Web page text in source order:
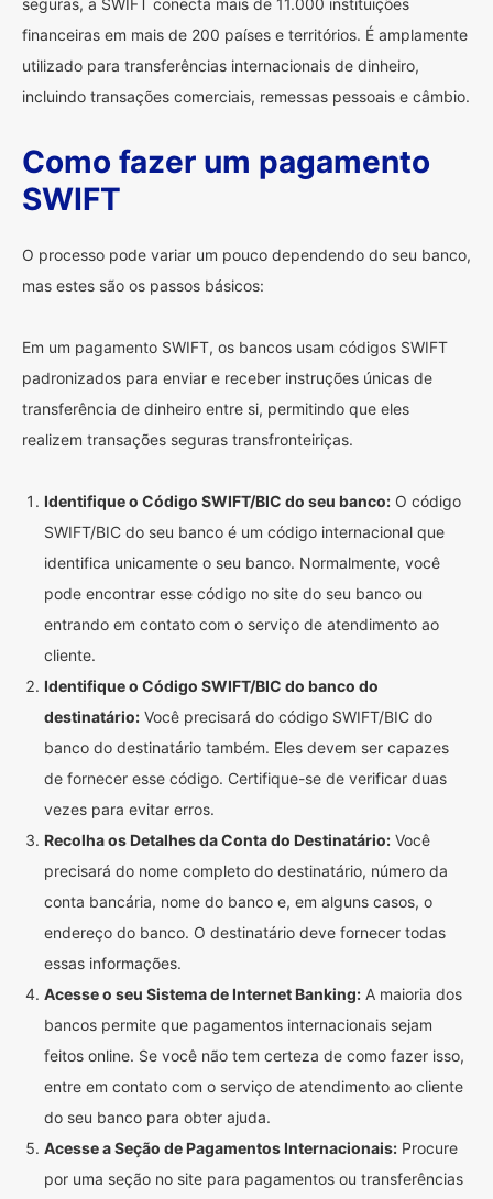
seguras, a SWIFT conecta mais de 11.000 instituições
financeiras em mais de 200 países e territórios. É amplamente
utilizado para transferências internacionais de dinheiro,
incluindo transações comerciais, remessas pessoais e câmbio.
Como fazer um pagamento
SWIFT
O processo pode variar um pouco dependendo do seu banco,
mas estes são os passos básicos:
Em um pagamento SWIFT, os bancos usam códigos SWIFT
padronizados para enviar e receber instruções únicas de
transferência de dinheiro entre si, permitindo que eles
realizem transações seguras transfronteiriças.
Identifique o Código SWIFT/BIC do seu banco: O código
SWIFT/BIC do seu banco é um código internacional que
identifica unicamente o seu banco. Normalmente, você
pode encontrar esse código no site do seu banco ou
entrando em contato com o serviço de atendimento ao
cliente.
Identifique o Código SWIFT/BIC do banco do
destinatário: Você precisará do código SWIFT/BIC do
banco do destinatário também. Eles devem ser capazes
de fornecer esse código. Certifique-se de verificar duas
vezes para evitar erros.
Recolha os Detalhes da Conta do Destinatário: Você
precisará do nome completo do destinatário, número da
conta bancária, nome do banco e, em alguns casos, o
endereço do banco. O destinatário deve fornecer todas
essas informações.
Acesse o seu Sistema de Internet Banking: A maioria dos
bancos permite que pagamentos internacionais sejam
feitos online. Se você não tem certeza de como fazer isso,
entre em contato com o serviço de atendimento ao cliente
do seu banco para obter ajuda.
Acesse a Seção de Pagamentos Internacionais: Procure
por uma seção no site para pagamentos ou transferências